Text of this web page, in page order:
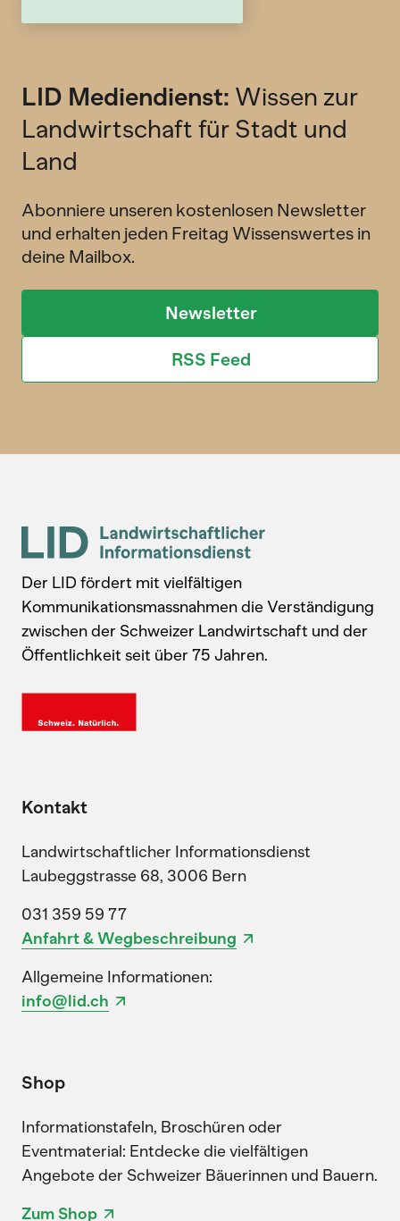
LID Mediendienst: Wissen zur
Landwirtschaft für Stadt und
Land
Abonniere unseren kostenlosen Newsletter
und erhalten jeden Freitag Wissenswertes in
deine Mailbox.
Newsletter
RSS Feed
Der LID fördert mit vielfältigen
Kommunikationsmassnahmen die Verständigung
zwischen der Schweizer Landwirtschaft und der
Öffentlichkeit seit über 75 Jahren.
Kontakt
Landwirtschaftlicher Informationsdienst
Laubeggstrasse 68, 3006 Bern
031 359 59 77
Anfahrt & Wegbeschreibung
Allgemeine Informationen:
info@lid.ch
Shop
Informationstafeln, Broschüren oder
Eventmaterial: Entdecke die vielfältigen
Angebote der Schweizer Bäuerinnen und Bauern.
Zum Shop